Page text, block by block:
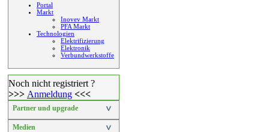
Portal
Markt
Inovev Markt
PFA Markt
Technologien
Elektrifizierung
Elektronik
Verbundwerkstoffe
Noch nicht registriert ?
>>> Anmeldung <<<
Partner und upgrade >
Medien >